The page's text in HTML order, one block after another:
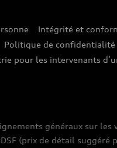
Intégrité et
Politique de confidentialité
pour les intervenants
généraux sur
(prix de détail